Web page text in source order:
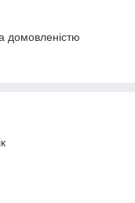
домовленістю